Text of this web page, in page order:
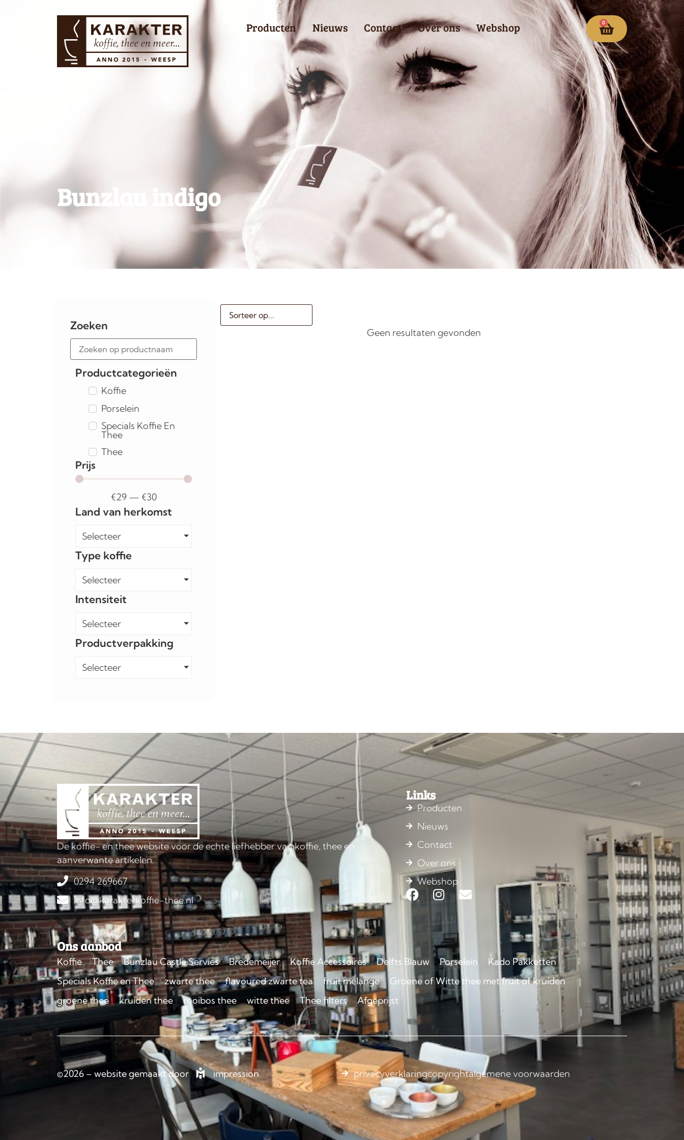
Producten Nieuws Contact Over ons Webshop 0
Bunzlau indigo
Zoeken
Productcategorieën
Koffie
Porselein
Specials Koffie En
Thee
Thee
Prijs
€29— €30
Land van herkomst
Selecteer
Type koffie
Selecteer
Intensiteit
Selecteer
Productverpakking
Selecteer
Geen resultaten gevonden
De koffie- en thee website voor de echte liefhebber van koffie, thee en
aanverwante artikelen.
0294 269667
info@karakterkoffie-thee.nl
Links
Producten
Nieuws
Contact
Over ons
Webshop
Ons aanbod
Koffie Thee Bunzlau Castle Servies Bredemeijer Koffie Accessoires Delfts Blauw Porselein
Kado Pakketten
Specials Koffie en Thee
zwarte thee flavoured zwarte tea fruit melange
Groene of Witte thee met fruit of kruiden
groene thee
kruiden thee rooibos thee witte thee Thee filters Afgeprijst
©2026 – website gemaakt door impression privacyverklaringcopyrightalgemene voorwaarden